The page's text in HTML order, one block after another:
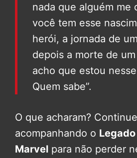
nada que alguém me
você tem esse
herói, a jornada de
depois a morte de
acho que estou
Quem sabe”.
O que acharam? Continue
acompanhando o
Marvel para não perder